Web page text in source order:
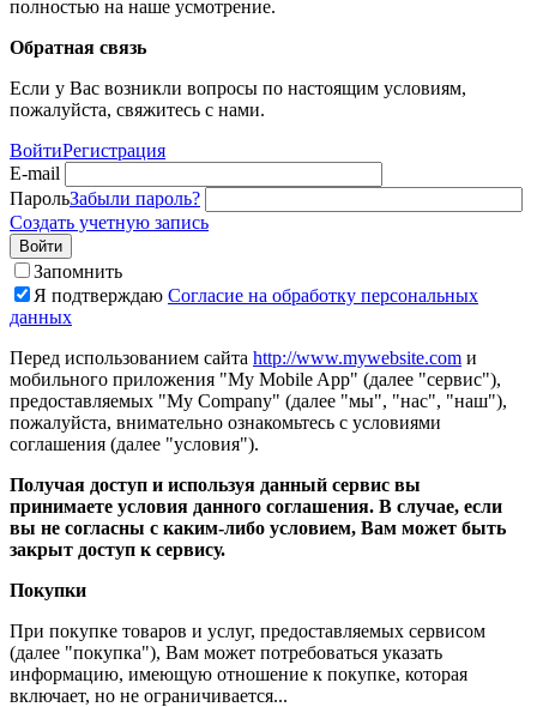
полностью на наше усмотрение.
Обратная связь
Если у Вас возникли вопросы по настоящим условиям,
пожалуйста, свяжитесь с нами.
ВойтиРегистрация
E-mail
ПарольЗабыли пароль?
Создать учетную запись
Войти
Запомнить
Я подтверждаю Согласие на обработку персональных
данных
Перед использованием сайта http://www.mywebsite.com и
мобильного приложения "My Mobile App" (далее "сервис"),
предоставляемых "My Company" (далее "мы", "нас", "наш"),
пожалуйста, внимательно ознакомьтесь с условиями
соглашения (далее "условия").
Получая доступ и используя данный сервис вы
принимаете условия данного соглашения. В случае, если
вы не согласны с каким-либо условием, Вам может быть
закрыт доступ к сервису.
Покупки
При покупке товаров и услуг, предоставляемых сервисом
(далее "покупка"), Вам может потребоваться указать
информацию, имеющую отношение к покупке, которая
включает, но не ограничивается...